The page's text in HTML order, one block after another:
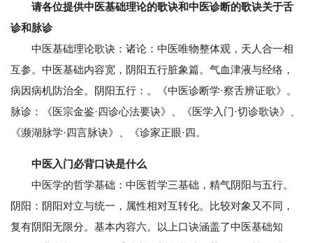
请各位提供中医基础理论的歌诀和中医诊断的歌诀关于舌
诊和脉诊
中医基础理论歌诀：诸论：中医唯物整体观，天人合一相
互参。中医基础内容宽，阴阳五行脏象篇。气血津液与经络，
病因病机防治全。阴阳五行：。《中医诊断学·察舌辨证歌》。
脉诊：《医宗金鉴·四诊心法要诀》、《医学入门·切诊歌诀》、
《濒湖脉学·四言脉诀》、《诊家正眼·四。
中医入门必背口诀是什么
中医学的哲学基础：中医哲学三基础，精气阴阳与五行。
阴阳：阴阳对立与统一，属性相对互转化。比较对象又不同，
复有阴阳无限分。基本内容六。以上口诀涵盖了中医基础知